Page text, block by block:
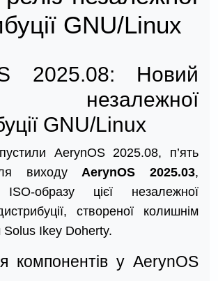
GNU/Linux
2025.08: Новий
незалежної
GNU/Linux
AerynOS 2025.08, п’ять
виходуAerynOS 2025.03,
ISO-образу цієї незалежної
створеної колишнім
Solus Ikey Doherty.
компонентів у AerynOS